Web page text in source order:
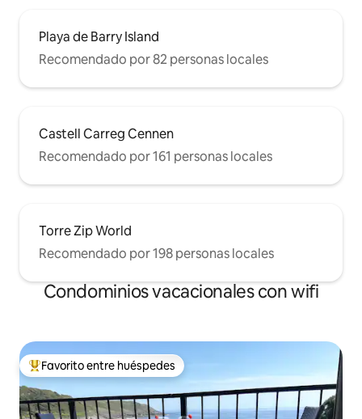
Playa de Barry Island
Recomendado por 82 personas locales
Castell Carreg Cennen
Recomendado por 161 personas locales
Torre Zip World
Recomendado por 198 personas locales
Condominios vacacionales con wifi
Favorito entre huéspedes preferido
Favorito entre huéspedes